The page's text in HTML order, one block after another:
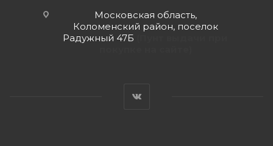
Московская область,
Коломенский район, поселок
Радужный 47Б